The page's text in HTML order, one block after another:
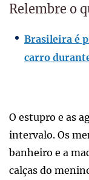
Relembre o
Brasileira é
carro
O estupro e as
intervalo. Os
banheiro e a
calças do